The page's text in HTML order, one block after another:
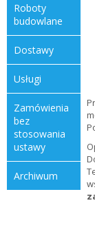
roboty
budowlane
dostawy
usługi
zamówienia
bez
stosowania
ustawy
archiwum